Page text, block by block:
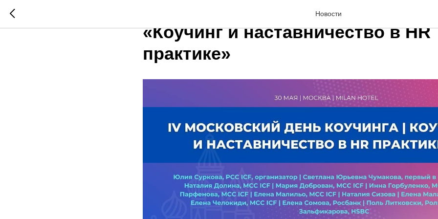
Новости
IV Московский день коучинга:
«Коучинг и наставничество в HR
практике»